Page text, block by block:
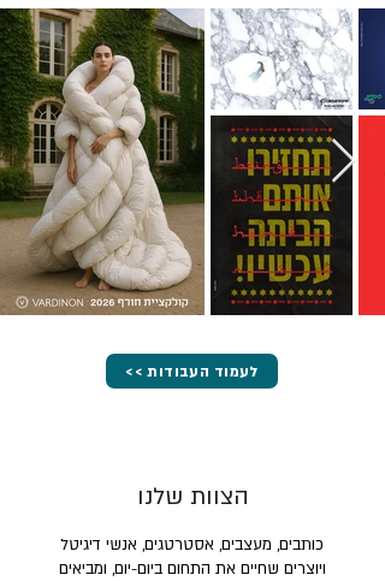
<< לעמוד העבודות
הצוות שלנו
כותבים, מעצבים, אסטרטגים, אנשי דיגיטל
ויוצרים שחיים את התחום ביום-יום, ומביאים